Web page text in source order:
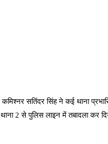
सतिंदर सिंह ने कई थाना
2 से पुलिस लाइन में तबादला कर